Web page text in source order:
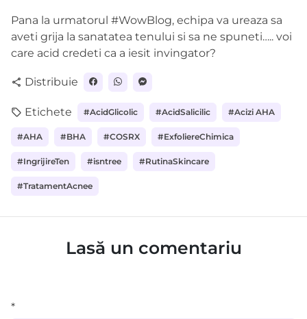
Pana la urmatorul #WowBlog, echipa va ureaza sa
aveti grija la sanatatea tenului si sa ne spuneti….. voi
care acid credeti ca a iesit invingator?
share Distribuie
local_offer Etichete #AcidGlicolic #AcidSalicilic #Acizi AHA
#AHA #BHA #COSRX #ExfoliereChimica
#IngrijireTen #isntree #RutinaSkincare
#TratamentAcnee
Lasă un comentariu
*